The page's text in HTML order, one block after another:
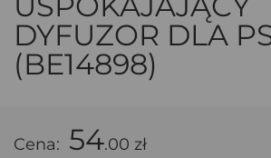
DYFUZOR DLA
(BE14898)
Cena: 54.00 zł